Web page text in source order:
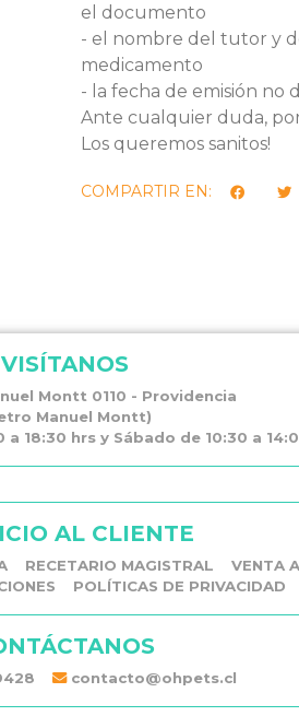
el documento
- el nombre del tutor y
medicamento
- la fecha de emisión no
Ante cualquier duda,
Los queremos sanitos!
COMPARTIR EN:
VISÍTANOS
Montt 0110 - Providencia
Manuel Montt)
18:30 hrs y Sábado de 10:30 a
AL CLIENTE
RECETARIO MAGISTRAL VENTA
POLÍTICAS DE PRIVACIDAD
contacto@ohpets.cl